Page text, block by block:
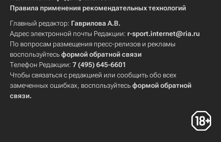
Правила применения рекомендательных технологий
Главный редактор: Гаврилова А.В.
Адрес электронной почты Редакции: r-sport.internet@ria.ru
По вопросам размещения пресс-релизов и рекламы
воспользуйтесьформой обратной связи
Телефон Редакции: 7 (495) 645-6601
Чтобы связаться с редакцией или сообщить обо всех
замеченных ошибках, воспользуйтесьформой обратной
связи.